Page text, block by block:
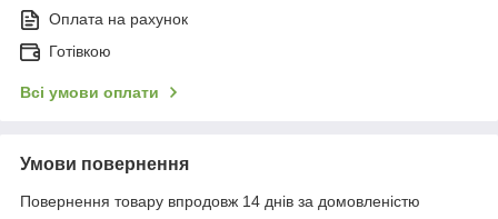
Оплата на рахунок
Готівкою
Всі умови оплати
Умови повернення
Повернення товару впродовж 14 днів за домовленістю